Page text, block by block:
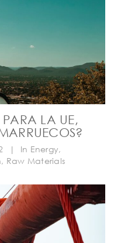
LA UE,
| In Energy,
, Raw Materials